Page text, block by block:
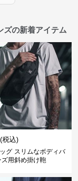
ズの新着アイテム
(税込)
グ スリムなボディバ
ズ用斜め掛け鞄